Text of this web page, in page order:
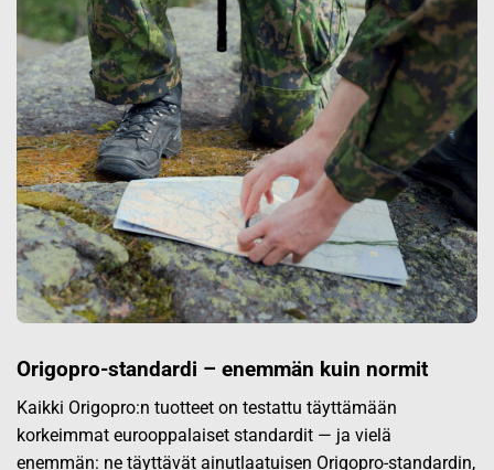
Origopro-standardi – enemmän kuin normit
Kaikki Origopro:n tuotteet on testattu täyttämään
korkeimmat eurooppalaiset standardit — ja vielä
enemmän: ne täyttävät ainutlaatuisen Origopro-standardin,